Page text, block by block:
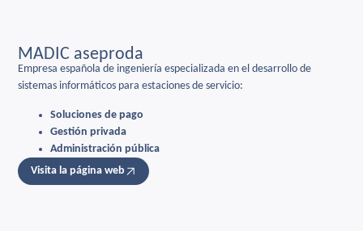
MADIC aseproda
Empresa española de ingeniería especializada en el desarrollo de
sistemas informáticos para estaciones de servicio:
Soluciones de pago
Gestión privada
Administración pública
Visita la página web